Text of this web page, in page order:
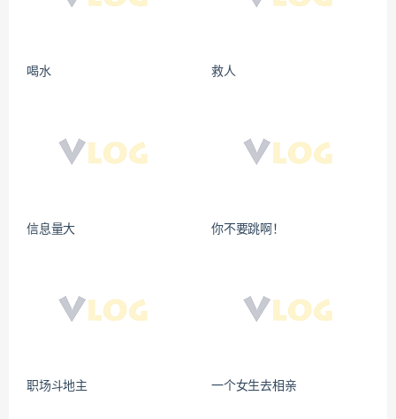
喝水 救人
信息量大 你不要跳啊！
职场斗地主 一个女生去相亲